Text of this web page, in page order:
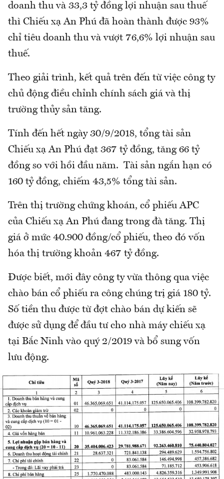
doanh thu và 33,3 tỷ đồng lợi nhuận sau thuế
thì Chiếu xạ An Phú đã hoàn thành được 93%
chỉ tiêu doanh thu và vượt 76,6% lợi nhuận sau
thuế.
Theo giải trình, kết quả trên đến từ việc công ty
chủ động điều chỉnh chính sách giá và thị
trường thủy sản tăng.
Tính đến hết ngày 30/9/2018, tổng tài sản
Chiếu xạ An Phú đạt 367 tỷ đồng, tăng 66 tỷ
đồng so với hồi đầu năm. Tài sản ngắn hạn có
160 tỷ đồng, chiếm 43,5% tổng tài sản.
Trên thị trường chứng khoán, cổ phiếu APC
của Chiếu xạ An Phú đang trong đà tăng. Thị
giá ở mức 40.900 đồng/cổ phiếu, theo đó vốn
hóa thị trường khoản 467 tỷ đồng.
Được biết, mới đây công ty vừa thông qua việc
chào bán cổ phiếu ra công chúng trị giá 180 tỷ.
Số tiền thu được từ đợt chào bán dự kiến sẽ
được sử dụng để đầu tư cho nhà máy chiếu xạ
tại Bắc Ninh vào quý 2/2019 và bổ sung vốn
lưu động.